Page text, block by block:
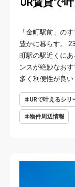
UR賃貸で
「金町駅前」の
豊かに暮らす。
町駅の駅近くに
ンスが絶妙なお
多く利便性が良い
URで叶えるシリ
物件周辺情報